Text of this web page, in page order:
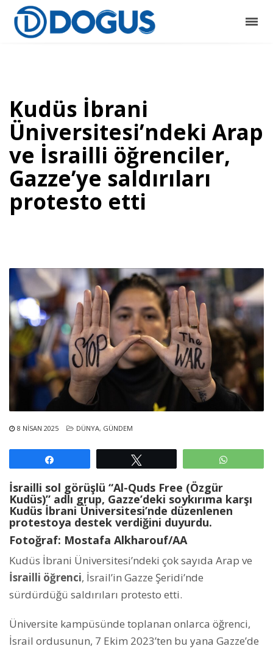
Kudüs İbrani
Üniversitesi’ndeki Arap
ve İsrailli öğrenciler,
Gazze’ye saldırıları
protesto etti
8 NISAN 2025 DÜNYA, GÜNDEM
İsrailli sol görüşlü “Al-Quds Free (Özgür
Kudüs)” adlı grup, Gazze’deki soykırıma karşı
Kudüs İbrani Üniversitesi’nde düzenlenen
protestoya destek verdiğini duyurdu.
Fotoğraf: Mostafa Alkharouf/AA
Kudüs İbrani Üniversitesi’ndeki çok sayıda Arap ve
İsrailli öğrenci, İsrail’in Gazze Şeridi’nde
sürdürdüğü saldırıları protesto etti.
Üniversite kampüsünde toplanan onlarca öğrenci,
İsrail ordusunun, 7 Ekim 2023’ten bu yana Gazze’de